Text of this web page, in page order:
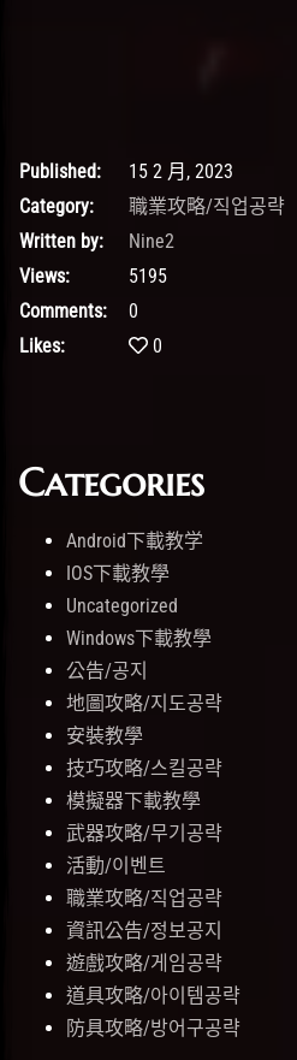
Published:
15 2 月, 2023
Category:
職業攻略/직업공략
Written by:
Nine2
Views:
5195
Comments:
0
Likes:
0
Categories
Android下載教学
IOS下載教學
Uncategorized
Windows下載教學
公告/공지
地圖攻略/지도공략
安裝教學
技巧攻略/스킬공략
模擬器下載教學
武器攻略/무기공략
活動/이벤트
職業攻略/직업공략
資訊公告/정보공지
遊戲攻略/게임공략
道具攻略/아이템공략
防具攻略/방어구공략